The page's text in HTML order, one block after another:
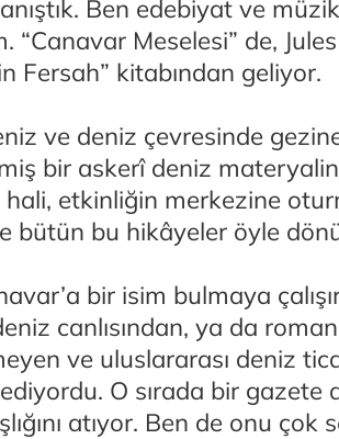
Ben edebiyat ve
“Canavar Meselesi” de,
Fersah” kitabından geliyor.
ve deniz çevresinde
bir askerî deniz
etkinliğin merkezine
bütün bu hikâyeler öyle
bir isim bulmaya
canlısından, ya da
ve uluslararası deniz
O sırada bir gazete
atıyor. Ben de onu